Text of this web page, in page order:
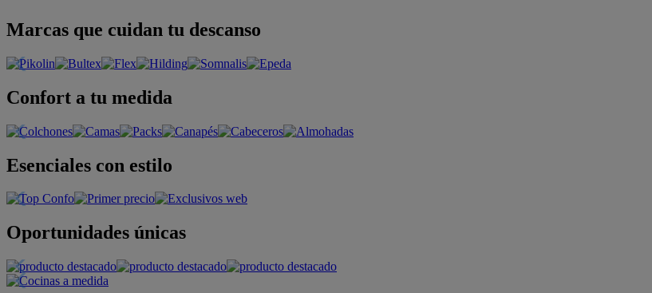
Marcas que cuidan tu descanso
Confort a tu medida
Esenciales con estilo
Oportunidades únicas